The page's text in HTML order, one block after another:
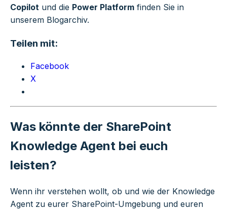
Copilot und die Power Platform finden Sie in
unserem Blogarchiv.
Teilen mit:
Facebook
X
Was könnte der SharePoint
Knowledge Agent bei euch
leisten?
Wenn ihr verstehen wollt, ob und wie der Knowledge
Agent zu eurer SharePoint-Umgebung und euren